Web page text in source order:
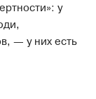
у
— у них есть